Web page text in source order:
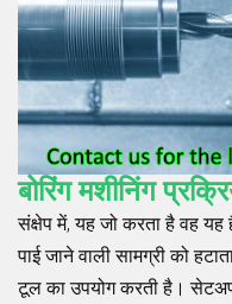
बोरिंग मशीनिंग
संक्षेप में, यह जो करता है वह
पाई जाने वाली सामग्री को
टूल का उपयोग करती है।